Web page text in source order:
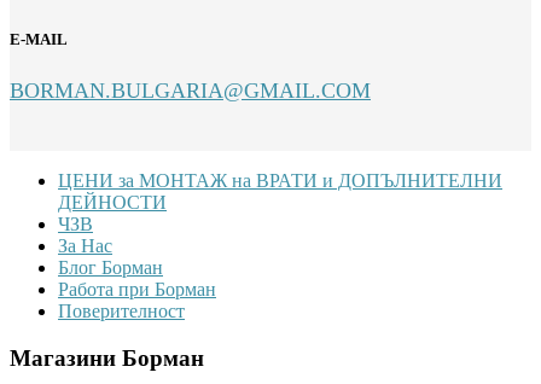
E-MAIL
BORMAN.BULGARIA@GMAIL.COM
FooterЦЕНИ за МОНТАЖ на ВРАТИ и ДОПЪЛНИТЕЛНИ
ДЕЙНОСТИ
ЧЗВ
За Нас
Блог Борман
Работа при Борман
Поверителност
Магазини Борман